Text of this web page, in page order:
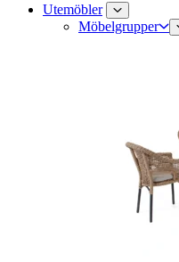
Utemöbler
Möbelgrupper